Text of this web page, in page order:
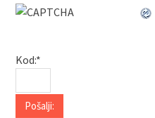
Kod:*